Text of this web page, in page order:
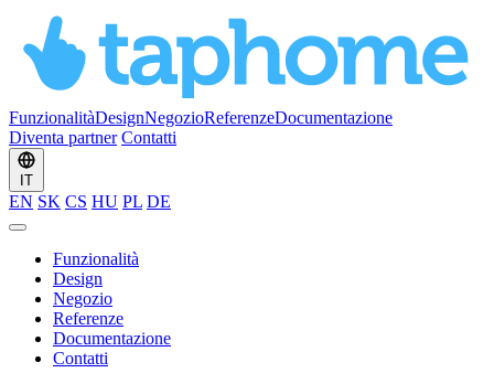
FunzionalitàDesignNegozioReferenzeDocumentazione
Diventa partner Contatti
IT
EN SK CS HU PL DE
Funzionalità
Design
Negozio
Referenze
Documentazione
Contatti